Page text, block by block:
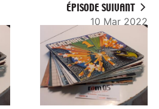
ÉPISODE SUIVANT
10 Mar 2022